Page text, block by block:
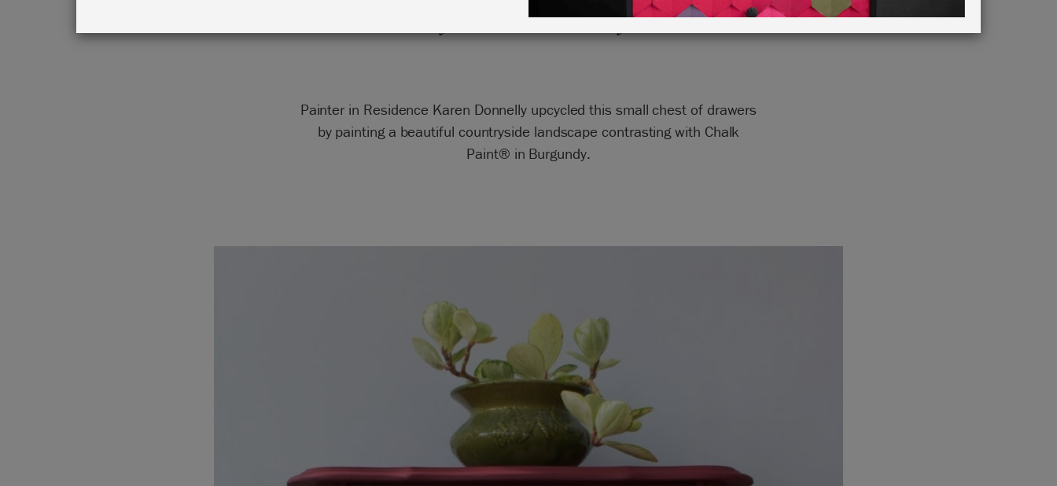
by Karen Donnelly
Painter in Residence Karen Donnelly upcycled this small chest of drawers
by painting a beautiful countryside landscape contrasting with Chalk
Paint® in Burgundy.